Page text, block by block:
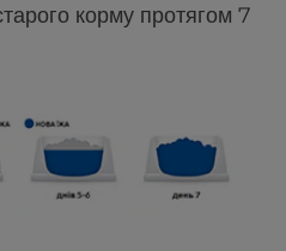
корму протягом 7